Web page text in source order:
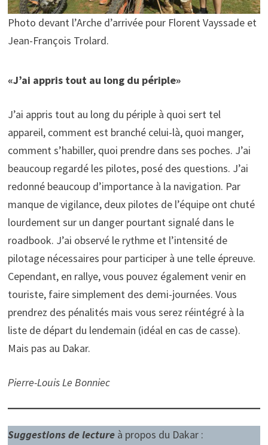
Photo devant l’Arche d’arrivée pour Florent Vayssade et
Jean-François Trolard.
«J’ai appris tout au long du périple»
J’ai appris tout au long du périple à quoi sert tel
appareil, comment est branché celui-là, quoi manger,
comment s’habiller, quoi prendre dans ses poches. J’ai
beaucoup regardé les pilotes, posé des questions. J’ai
redonné beaucoup d’importance à la navigation. Par
manque de vigilance, deux pilotes de l’équipe ont chuté
lourdement sur un danger pourtant signalé dans le
roadbook. J’ai observé le rythme et l’intensité de
pilotage nécessaires pour participer à une telle épreuve.
Cependant, en rallye, vous pouvez également venir en
touriste, faire simplement des demi-journées. Vous
prendrez des pénalités mais vous serez réintégré à la
liste de départ du lendemain (idéal en cas de casse).
Mais pas au Dakar.
Pierre-Louis Le Bonniec
Suggestions de lectureà propos du Dakar :